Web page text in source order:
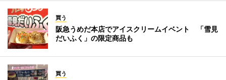
買う
阪急うめだ本店でアイスクリームイベント 「雪見
だいふく」の限定商品も
買う